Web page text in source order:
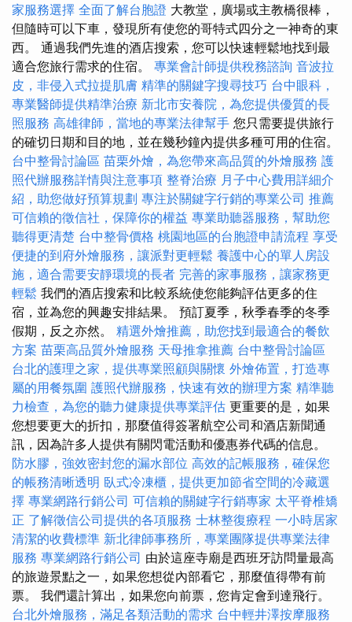
家服務選擇 全面了解台胞證 大教堂，廣場或主教橋很棒，
但隨時可以下車，發現所有使您的哥特式四分之一神奇的東
西。 通過我們先進的酒店搜索，您可以快速輕鬆地找到最
適合您旅行需求的住宿。 專業會計師提供稅務諮詢 音波拉
皮，非侵入式拉提肌膚 精準的關鍵字搜尋技巧 台中眼科，
專業醫師提供精準治療 新北市安養院，為您提供優質的長
照服務 高雄律師，當地的專業法律幫手 您只需要提供旅行
的確切日期和目的地，並在幾秒鐘內提供多種可用的住宿。
台中整骨討論區 苗栗外燴，為您帶來高品質的外燴服務 護
照代辦服務詳情與注意事項 整脊治療 月子中心費用詳細介
紹，助您做好預算規劃 專注於關鍵字行銷的專業公司 推薦
可信賴的徵信社，保障你的權益 專業助聽器服務，幫助您
聽得更清楚 台中整骨價格 桃園地區的台胞證申請流程 享受
便捷的到府外燴服務，讓派對更輕鬆 養護中心的單人房設
施，適合需要安靜環境的長者 完善的家事服務，讓家務更
輕鬆 我們的酒店搜索和比較系統使您能夠評估更多的住
宿，並為您的興趣安排結果。 預訂夏季，秋季春季的冬季
假期，反之亦然。 精選外燴推薦，助您找到最適合的餐飲
方案 苗栗高品質外燴服務 天母推拿推薦 台中整骨討論區
台北的護理之家，提供專業照顧與關懷 外燴佈置，打造專
屬的用餐氛圍 護照代辦服務，快速有效的辦理方案 精準聽
力檢查，為您的聽力健康提供專業評估 更重要的是，如果
您想要更大的折扣，那麼值得簽署航空公司和酒店新聞通
訊，因為許多人提供有關閃電活動和優惠券代碼的信息。
防水膠，強效密封您的漏水部位 高效的記帳服務，確保您
的帳務清晰透明 臥式冷凍櫃，提供更加節省空間的冷藏選
擇 專業網路行銷公司 可信賴的關鍵字行銷專家 太平脊椎矯
正 了解徵信公司提供的各項服務 士林整復療程 一小時居家
清潔的收費標準 新北律師事務所，專業團隊提供專業法律
服務 專業網路行銷公司 由於這座寺廟是西班牙訪問量最高
的旅遊景點之一，如果您想從內部看它，那麼值得帶有前
票。 我們還計算出，如果您向前票，您肯定會到達飛行。
台北外燴服務，滿足各類活動的需求 台中輕井澤按摩服務